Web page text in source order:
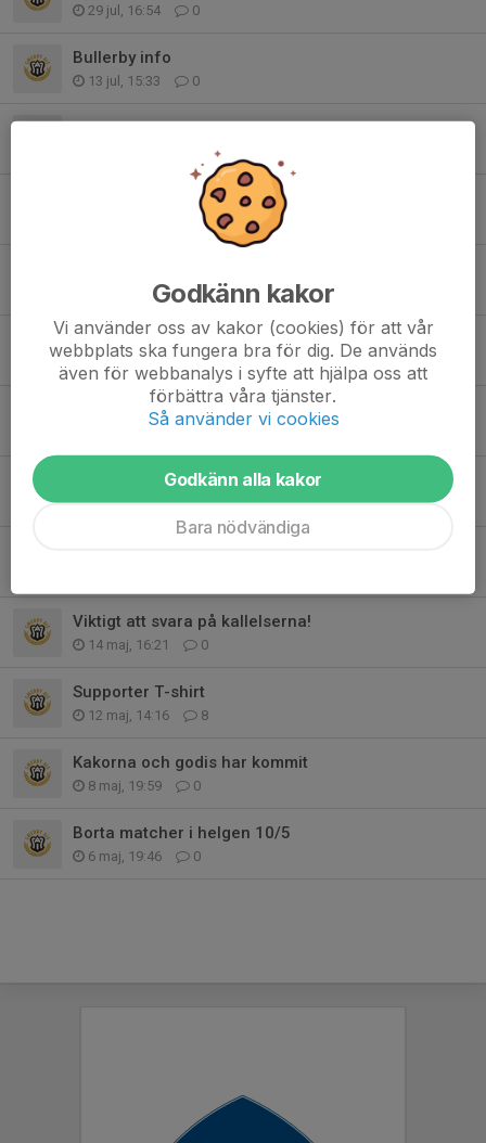
29 jul, 16:54 0
Bullerby info
13 jul, 15:33 0
Bullerby info
Jönsbergska och sommar avslutning mm
0
3 jun, 10:56 0
Sista chansen!
1 jun, 08:11 0
Gräskiosken F2016 Arbetspass
Gräskiosken arbetspass
26 maj, 23:06 2
Viktigt att svara på kallelserna!
14 maj, 16:21 0
Supporter T-shirt
12 maj, 14:16 8
Kakorna och godis har kommit
8 maj, 19:59 0
Borta matcher i helgen 10/5
6 maj, 19:46 0
Godkänn kakor
Vi använder oss av kakor (cookies) för att vår
webbplats ska fungera bra för dig. De används
även för webbanalys i syfte att hjälpa oss att
förbättra våra tjänster.
Så använder vi cookies
Godkänn alla kakor
Bara nödvändiga